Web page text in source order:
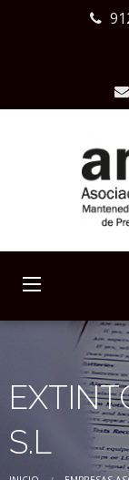
S.L